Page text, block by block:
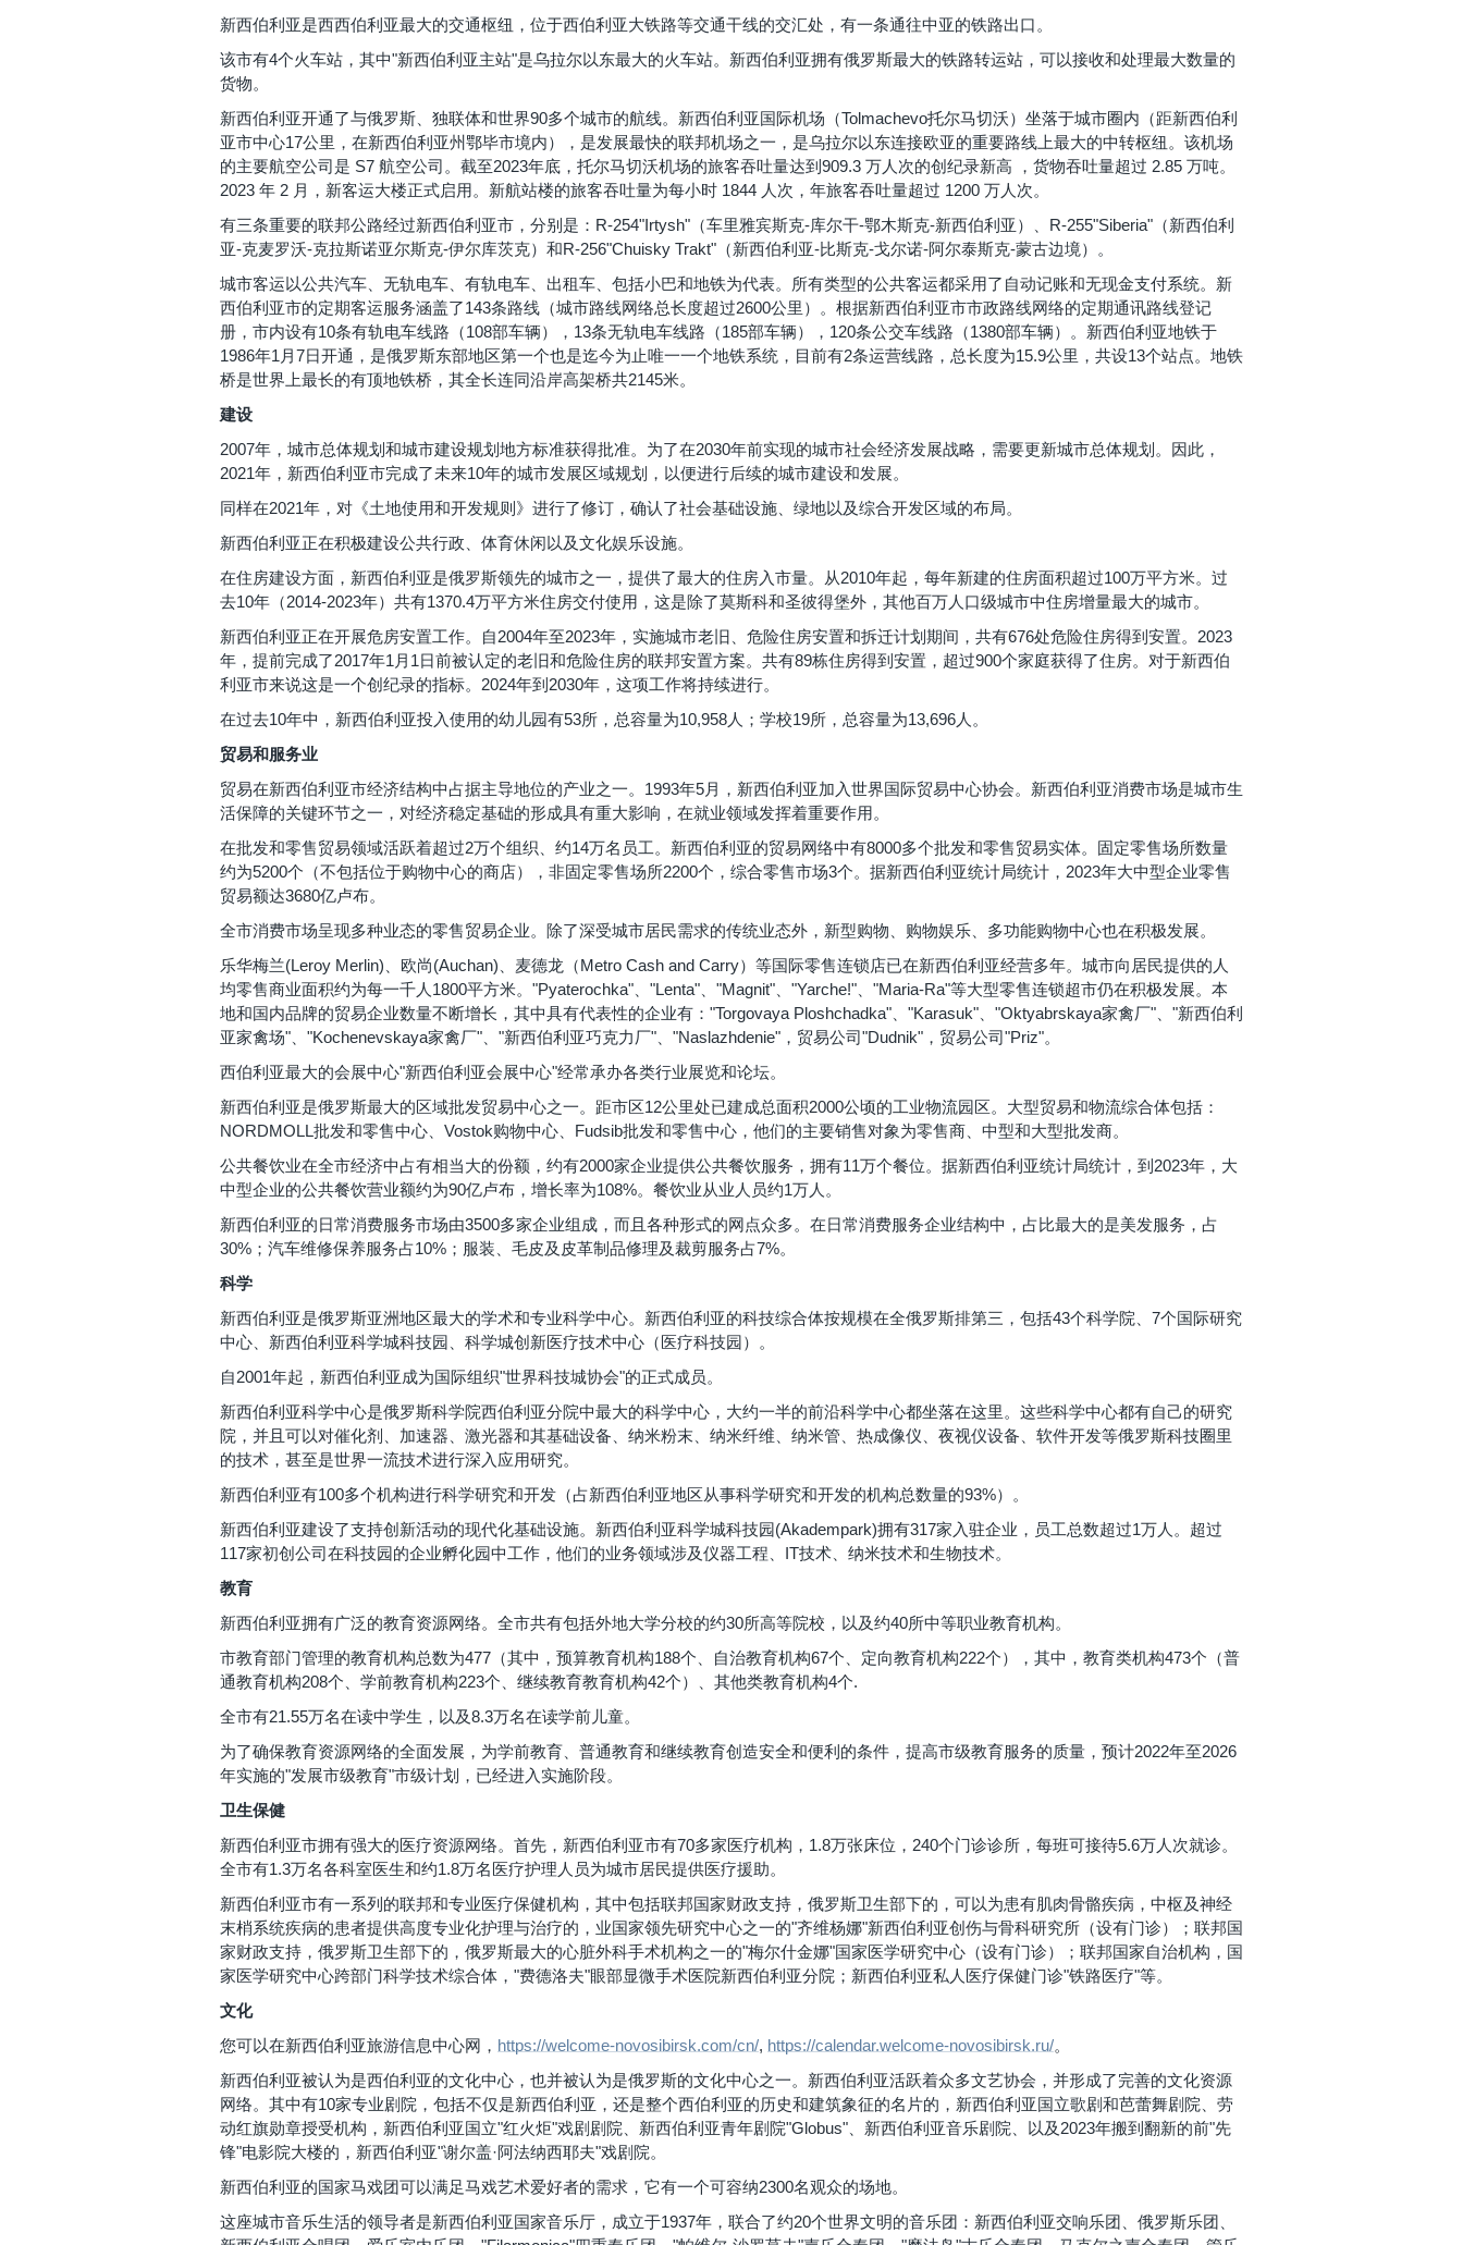
新西伯利亚是西西伯利亚最大的交通枢纽，位于西伯利亚大铁路等交通干线的交汇处，有一条通往中亚的铁路出口。
该市有4个火车站，其中"新西伯利亚主站"是乌拉尔以东最大的火车站。新西伯利亚拥有俄罗斯最大的铁路转运站，可以接收和处理最大数量的
货物。
新西伯利亚开通了与俄罗斯、独联体和世界90多个城市的航线。新西伯利亚国际机场（Tolmachevo托尔马切沃）坐落于城市圈内（距新西伯利
亚市中心17公里，在新西伯利亚州鄂毕市境内），是发展最快的联邦机场之一，是乌拉尔以东连接欧亚的重要路线上最大的中转枢纽。该机场
的主要航空公司是 S7 航空公司。截至2023年底，托尔马切沃机场的旅客吞吐量达到909.3 万人次的创纪录新高 ，货物吞吐量超过 2.85 万吨。
2023 年 2 月，新客运大楼正式启用。新航站楼的旅客吞吐量为每小时 1844 人次，年旅客吞吐量超过 1200 万人次。
有三条重要的联邦公路经过新西伯利亚市，分别是：R-254"Irtysh"（车里雅宾斯克-库尔干-鄂木斯克-新西伯利亚）、R-255"Siberia"（新西伯利
亚-克麦罗沃-克拉斯诺亚尔斯克-伊尔库茨克）和R-256"Chuisky Trakt"（新西伯利亚-比斯克-戈尔诺-阿尔泰斯克-蒙古边境）。
城市客运以公共汽车、无轨电车、有轨电车、出租车、包括小巴和地铁为代表。所有类型的公共客运都采用了自动记账和无现金支付系统。新
西伯利亚市的定期客运服务涵盖了143条路线（城市路线网络总长度超过2600公里）。根据新西伯利亚市市政路线网络的定期通讯路线登记
册，市内设有10条有轨电车线路（108部车辆），13条无轨电车线路（185部车辆），120条公交车线路（1380部车辆）。新西伯利亚地铁于
1986年1月7日开通，是俄罗斯东部地区第一个也是迄今为止唯一一个地铁系统，目前有2条运营线路，总长度为15.9公里，共设13个站点。地铁
桥是世界上最长的有顶地铁桥，其全长连同沿岸高架桥共2145米。
建设
2007年，城市总体规划和城市建设规划地方标准获得批准。为了在2030年前实现的城市社会经济发展战略，需要更新城市总体规划。因此，
2021年，新西伯利亚市完成了未来10年的城市发展区域规划，以便进行后续的城市建设和发展。
同样在2021年，对《土地使用和开发规则》进行了修订，确认了社会基础设施、绿地以及综合开发区域的布局。
新西伯利亚正在积极建设公共行政、体育休闲以及文化娱乐设施。
在住房建设方面，新西伯利亚是俄罗斯领先的城市之一，提供了最大的住房入市量。从2010年起，每年新建的住房面积超过100万平方米。过
去10年（2014-2023年）共有1370.4万平方米住房交付使用，这是除了莫斯科和圣彼得堡外，其他百万人口级城市中住房增量最大的城市。
新西伯利亚正在开展危房安置工作。自2004年至2023年，实施城市老旧、危险住房安置和拆迁计划期间，共有676处危险住房得到安置。2023
年，提前完成了2017年1月1日前被认定的老旧和危险住房的联邦安置方案。共有89栋住房得到安置，超过900个家庭获得了住房。对于新西伯
利亚市来说这是一个创纪录的指标。2024年到2030年，这项工作将持续进行。
在过去10年中，新西伯利亚投入使用的幼儿园有53所，总容量为10,958人；学校19所，总容量为13,696人。
贸易和服务业
贸易在新西伯利亚市经济结构中占据主导地位的产业之一。1993年5月，新西伯利亚加入世界国际贸易中心协会。新西伯利亚消费市场是城市生
活保障的关键环节之一，对经济稳定基础的形成具有重大影响，在就业领域发挥着重要作用。
在批发和零售贸易领域活跃着超过2万个组织、约14万名员工。新西伯利亚的贸易网络中有8000多个批发和零售贸易实体。固定零售场所数量
约为5200个（不包括位于购物中心的商店），非固定零售场所2200个，综合零售市场3个。据新西伯利亚统计局统计，2023年大中型企业零售
贸易额达3680亿卢布。
全市消费市场呈现多种业态的零售贸易企业。除了深受城市居民需求的传统业态外，新型购物、购物娱乐、多功能购物中心也在积极发展。
乐华梅兰(Leroy Merlin)、欧尚(Auchan)、麦德龙（Metro Cash and Carry）等国际零售连锁店已在新西伯利亚经营多年。城市向居民提供的人
均零售商业面积约为每一千人1800平方米。"Pyaterochka"、"Lenta"、"Magnit"、"Yarche!"、"Maria-Ra"等大型零售连锁超市仍在积极发展。本
地和国内品牌的贸易企业数量不断增长，其中具有代表性的企业有："Torgovaya Ploshchadka"、"Karasuk"、"Oktyabrskaya家禽厂"、"新西伯利
亚家禽场"、"Kochenevskaya家禽厂"、"新西伯利亚巧克力厂"、"Naslazhdenie"，贸易公司"Dudnik"，贸易公司"Priz"。
西伯利亚最大的会展中心"新西伯利亚会展中心"经常承办各类行业展览和论坛。
新西伯利亚是俄罗斯最大的区域批发贸易中心之一。距市区12公里处已建成总面积2000公顷的工业物流园区。大型贸易和物流综合体包括：
NORDMOLL批发和零售中心、Vostok购物中心、Fudsib批发和零售中心，他们的主要销售对象为零售商、中型和大型批发商。
公共餐饮业在全市经济中占有相当大的份额，约有2000家企业提供公共餐饮服务，拥有11万个餐位。据新西伯利亚统计局统计，到2023年，大
中型企业的公共餐饮营业额约为90亿卢布，增长率为108%。餐饮业从业人员约1万人。
新西伯利亚的日常消费服务市场由3500多家企业组成，而且各种形式的网点众多。在日常消费服务企业结构中，占比最大的是美发服务，占
30%；汽车维修保养服务占10%；服装、毛皮及皮革制品修理及裁剪服务占7%。
科学
新西伯利亚是俄罗斯亚洲地区最大的学术和专业科学中心。新西伯利亚的科技综合体按规模在全俄罗斯排第三，包括43个科学院、7个国际研究
中心、新西伯利亚科学城科技园、科学城创新医疗技术中心（医疗科技园）。
自2001年起，新西伯利亚成为国际组织"世界科技城协会"的正式成员。
新西伯利亚科学中心是俄罗斯科学院西伯利亚分院中最大的科学中心，大约一半的前沿科学中心都坐落在这里。这些科学中心都有自己的研究
院，并且可以对催化剂、加速器、激光器和其基础设备、纳米粉末、纳米纤维、纳米管、热成像仪、夜视仪设备、软件开发等俄罗斯科技圈里
的技术，甚至是世界一流技术进行深入应用研究。
新西伯利亚有100多个机构进行科学研究和开发（占新西伯利亚地区从事科学研究和开发的机构总数量的93%）。
新西伯利亚建设了支持创新活动的现代化基础设施。新西伯利亚科学城科技园(Akadempark)拥有317家入驻企业，员工总数超过1万人。超过
117家初创公司在科技园的企业孵化园中工作，他们的业务领域涉及仪器工程、IT技术、纳米技术和生物技术。
教育
新西伯利亚拥有广泛的教育资源网络。全市共有包括外地大学分校的约30所高等院校，以及约40所中等职业教育机构。
市教育部门管理的教育机构总数为477（其中，预算教育机构188个、自治教育机构67个、定向教育机构222个），其中，教育类机构473个（普
通教育机构208个、学前教育机构223个、继续教育教育机构42个）、其他类教育机构4个.
全市有21.55万名在读中学生，以及8.3万名在读学前儿童。
为了确保教育资源网络的全面发展，为学前教育、普通教育和继续教育创造安全和便利的条件，提高市级教育服务的质量，预计2022年至2026
年实施的"发展市级教育"市级计划，已经进入实施阶段。
卫生保健
新西伯利亚市拥有强大的医疗资源网络。首先，新西伯利亚市有70多家医疗机构，1.8万张床位，240个门诊诊所，每班可接待5.6万人次就诊。
全市有1.3万名各科室医生和约1.8万名医疗护理人员为城市居民提供医疗援助。
新西伯利亚市有一系列的联邦和专业医疗保健机构，其中包括联邦国家财政支持，俄罗斯卫生部下的，可以为患有肌肉骨骼疾病，中枢及神经
末梢系统疾病的患者提供高度专业化护理与治疗的，业国家领先研究中心之一的"齐维杨娜"新西伯利亚创伤与骨科研究所（设有门诊）；联邦国
家财政支持，俄罗斯卫生部下的，俄罗斯最大的心脏外科手术机构之一的"梅尔什金娜"国家医学研究中心（设有门诊）；联邦国家自治机构，国
家医学研究中心跨部门科学技术综合体，"费德洛夫"眼部显微手术医院新西伯利亚分院；新西伯利亚私人医疗保健门诊"铁路医疗"等。
文化
您可以在新西伯利亚旅游信息中心网， https://welcome-novosibirsk.com/cn/, https://calendar.welcome-novosibirsk.ru/。
新西伯利亚被认为是西伯利亚的文化中心，也并被认为是俄罗斯的文化中心之一。新西伯利亚活跃着众多文艺协会，并形成了完善的文化资源
网络。其中有10家专业剧院，包括不仅是新西伯利亚，还是整个西伯利亚的历史和建筑象征的名片的，新西伯利亚国立歌剧和芭蕾舞剧院、劳
动红旗勋章授受机构，新西伯利亚国立"红火炬"戏剧剧院、新西伯利亚青年剧院"Globus"、新西伯利亚音乐剧院、以及2023年搬到翻新的前"先
锋"电影院大楼的，新西伯利亚"谢尔盖·阿法纳西耶夫"戏剧院。
新西伯利亚的国家马戏团可以满足马戏艺术爱好者的需求，它有一个可容纳2300名观众的场地。
这座城市音乐生活的领导者是新西伯利亚国家音乐厅，成立于1937年，联合了约20个世界文明的音乐团：新西伯利亚交响乐团、俄罗斯乐团、